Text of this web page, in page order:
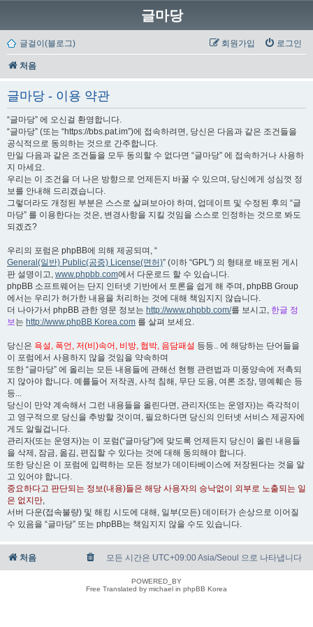
글마당
글걸이(블로그) 로그인
회원가입
처음
글마당 - 이용 약관
“글마당” 에 오신걸 환영합니다.
“글마당” (또는 “https://bbs.pat.im”)에 접속하려면, 당신은 다음과 같은 조건들을
공식적으로 동의하는 것으로 간주합니다.
만일 다음과 같은 조건들을 모두 동의할 수 없다면 “글마당” 에 접속하거나 사용하
지 마세요.
우리는 이 조건을 더 나은 방향으로 언제든지 바꿀 수 있으며, 당신에게 성심껏 정
보를 안내해 드리겠습니다.
그렇더라도 개정된 부분은 스스로 살펴보아야 하며, 업데이트 및 수정된 후의 “글
마당” 를 이용한다는 것은, 변경사항을 지킬 것임을 스스로 인정하는 것으로 봐도
되겠죠?
우리의 포럼은 phpBB에 의해 제공되며, “
General(일반) Public(공중) License(면허)” (이하 “GPL”) 의 형태로 배포된 게시
판 설명이고, www.phpbb.com에서 다운로드 할 수 있습니다.
phpBB 소프트웨어는 단지 인터넷 기반에서 토론을 쉽게 해 주며, phpBB Group
에서는 우리가 허가한 내용을 처리하는 것에 대해 책임지지 않습니다.
더 나아가서 phpBB 관한 영문 정보는 http://www.phpbb.com/를 보시고, 한글 정
보는 http://www.phpBB Korea.com 를 살펴 보세요.
당신은 욕설, 폭언, 저(비)속어, 비방, 협박, 음담패설 등등.. 에 해당하는 단어들을
이 포럼에서 사용하지 않을 것임을 약속하며
또한 “글마당” 에 올리는 모든 내용들에 관해선 현행 관련법과 미풍양속에 저촉되
지 않아야 합니다. 예를들어 저작권, 사적 침해, 무단 도용, 여론 조장, 명예훼손 등
등...
당신이 만약 계속해서 그런 내용들을 올린다면, 관리자(또는 운영자)는 즉각적이
고 영구적으로 당신을 추방할 것이며, 필요하다면 당신의 인터넷 서비스 제공자에
게도 알릴겁니다.
관리자(또는 운영자)는 이 포럼(“글마당”)에 맞도록 언제든지 당신이 올린 내용들
을 삭제, 잠금, 옮김, 편집할 수 있다는 것에 대해 동의해야 합니다.
또한 당신은 이 포럼에 입력하는 모든 정보가 데이타베이스에 저장된다는 것을 알
고 있어야 합니다.
중요하다고 판단되는 정보(내용)들은 해당 사용자의 승낙없이 외부로 노출되는 일
은 없지만,
서버 다운(접속불량) 및 해킹 시도에 대해, 일부(모든) 데이터가 손상으로 이어질
수 있음을 “글마당” 또는 phpBB는 책임지지 않을 수도 있습니다.
처음 모든 시간은 UTC+09:00 Asia/Seoul 으로 나타냅니다
POWERED_BY
Free Translated by michael in phpBB Korea